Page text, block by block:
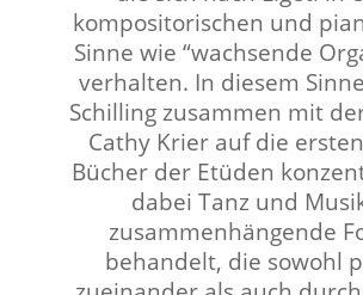
kompositorischen und
Sinne wie “wachsende
verhalten. In diesem
Schilling zusammen mit
Cathy Krier auf die
Bücher der Etüden
dabei Tanz und
zusammenhängende
behandelt, die sowohl